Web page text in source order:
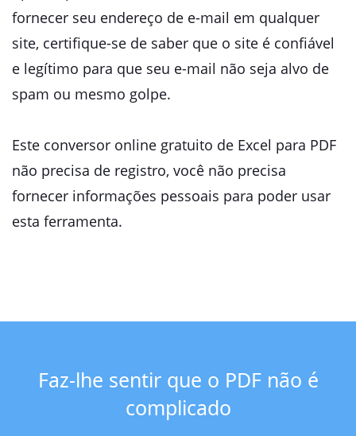
fornecer seu endereço de e-mail em qualquer
site, certifique-se de saber que o site é confiável
e legítimo para que seu e-mail não seja alvo de
spam ou mesmo golpe.
Este conversor online gratuito de Excel para PDF
não precisa de registro, você não precisa
fornecer informações pessoais para poder usar
esta ferramenta.
Faz-lhe sentir que o PDF não é
complicado